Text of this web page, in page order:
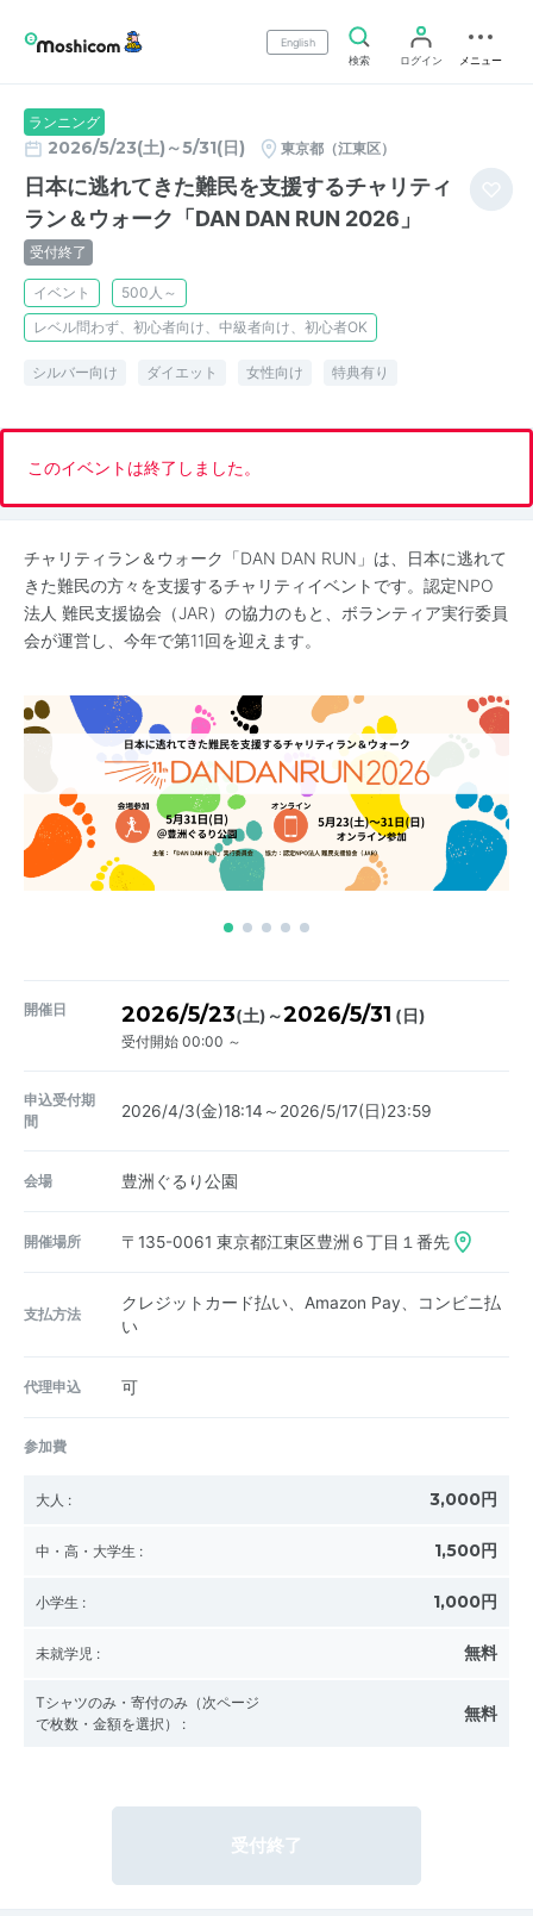
English
検索
ログイン メニュー
ランニング
2026/5/23(土)～5/31(日) 東京都（江東区）
日本に逃れてきた難民を支援するチャリティ
ラン＆ウォーク「DAN DAN RUN 2026」
受付終了
イベント
500人～
レベル問わず、初心者向け、中級者向け、初心者OK
シルバー向け ダイエット 女性向け 特典有り
このイベントは終了しました。
チャリティラン＆ウォーク「DAN DAN RUN」は、日本に逃れて
きた難民の方々を支援するチャリティイベントです。認定NPO
法人 難民支援協会（JAR）の協力のもと、ボランティア実行委員
会が運営し、今年で第11回を迎えます。
開催日 2026/5/23(土) ～2026/5/31 (日)
受付開始 00:00 ～
申込受付期
間
2026/4/3(金)18:14～2026/5/17(日)23:59
会場 豊洲ぐるり公園
開催場所 〒135-0061 東京都江東区豊洲６丁目１番先
支払方法
クレジットカード払い、Amazon Pay、コンビニ払
い
代理申込 可
参加費
大人 : 3,000円
中・高・大学生 : 1,500円
小学生 : 1,000円
未就学児 : 無料
Tシャツのみ・寄付のみ（次ページ
で枚数・金額を選択） : 無料
受付終了